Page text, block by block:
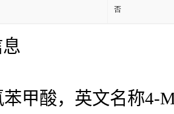
否
甲酸，英文名称4-